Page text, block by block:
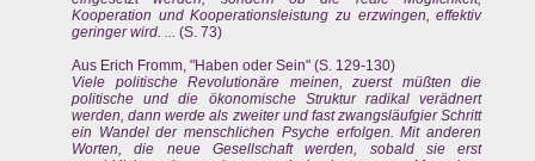
Kooperation und Kooperationsleistung zu erzwingen, effektiv
geringer wird. ... (S. 73)
Aus Erich Fromm, "Haben oder Sein" (S. 129-130)
Viele politische Revolutionäre meinen, zuerst müßten die
politische und die ökonomische Struktur radikal verädnert
werden, dann werde als zweiter und fast zwangsläufgier Schritt
ein Wandel der menschlichen Psyche erfolgen. Mit anderen
Worten, die neue Gesellschaft werden, sobald sie erst